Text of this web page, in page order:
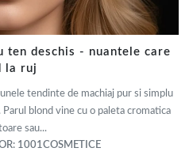
ten deschis - nuantele care
la ruj
tendinte de machiaj pur si simplu
blond vine cu o paleta cromatica
sau...
1001COSMETICE